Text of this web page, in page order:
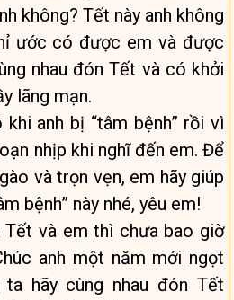
không? Tết này anh không
ước có được em và được
nhau đón Tết và có khởi
lãng mạn.
anh bị “tâm bệnh” rồi vì
nhịp khi nghĩ đến em. Để
và trọn vẹn, em hãy giúp
bệnh” này nhé, yêu em!
Tết và em thì chưa bao giờ
anh một năm mới ngọt
ta hãy cùng nhau đón Tết